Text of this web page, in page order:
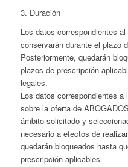
3. Duración
Los datos correspondientes
conservarán durante el plazo
Posteriormente, quedarán
plazos de prescripción
legales.
Los datos correspondientes
sobre la oferta de
ámbito solicitado y
necesario a efectos de
quedarán bloqueados hasta
prescripción aplicables.